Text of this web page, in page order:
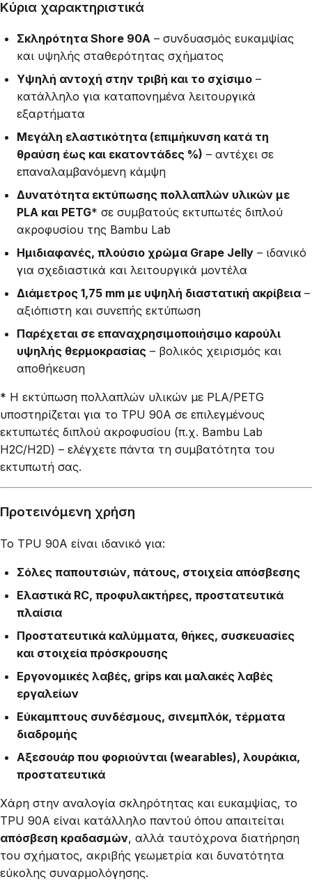
Κύρια χαρακτηριστικά
Σκληρότητα Shore 90A – συνδυασμός ευκαμψίας
και υψηλής σταθερότητας σχήματος
Υψηλή αντοχή στην τριβή και το σχίσιμο –
κατάλληλο για καταπονημένα λειτουργικά
εξαρτήματα
Μεγάλη ελαστικότητα (επιμήκυνση κατά τη
θραύση έως και εκατοντάδες %) – αντέχει σε
επαναλαμβανόμενη κάμψη
Δυνατότητα εκτύπωσης πολλαπλών υλικών με
PLA και PETG* σε συμβατούς εκτυπωτές διπλού
ακροφυσίου της Bambu Lab
Ημιδιαφανές, πλούσιο χρώμα Grape Jelly – ιδανικό
για σχεδιαστικά και λειτουργικά μοντέλα
Διάμετρος 1,75 mm με υψηλή διαστατική ακρίβεια –
αξιόπιστη και συνεπής εκτύπωση
Παρέχεται σε επαναχρησιμοποιήσιμο καρούλι
υψηλής θερμοκρασίας – βολικός χειρισμός και
αποθήκευση
* Η εκτύπωση πολλαπλών υλικών με PLA/PETG
υποστηρίζεται για το TPU 90A σε επιλεγμένους
εκτυπωτές διπλού ακροφυσίου (π.χ. Bambu Lab
H2C/H2D) – ελέγχετε πάντα τη συμβατότητα του
εκτυπωτή σας.
Προτεινόμενη χρήση
Το TPU 90A είναι ιδανικό για:
Σόλες παπουτσιών, πάτους, στοιχεία απόσβεσης
Ελαστικά RC, προφυλακτήρες, προστατευτικά
πλαίσια
Προστατευτικά καλύμματα, θήκες, συσκευασίες
και στοιχεία πρόσκρουσης
Εργονομικές λαβές, grips και μαλακές λαβές
εργαλείων
Εύκαμπτους συνδέσμους, σινεμπλόκ, τέρματα
διαδρομής
Αξεσουάρ που φοριούνται (wearables), λουράκια,
προστατευτικά
Χάρη στην αναλογία σκληρότητας και ευκαμψίας, το
TPU 90A είναι κατάλληλο παντού όπου απαιτείται
απόσβεση κραδασμών, αλλά ταυτόχρονα διατήρηση
του σχήματος, ακριβής γεωμετρία και δυνατότητα
εύκολης συναρμολόγησης.